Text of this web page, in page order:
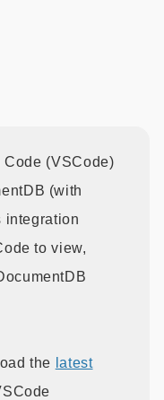
(VSCode)
(with
integration
to view,
the latest